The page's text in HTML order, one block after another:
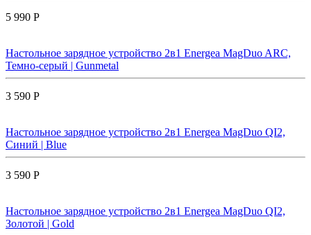
5 990 Р
Настольное зарядное устройство 2в1 Energea MagDuo ARC,
Темно-серый | Gunmetal
3 590 Р
Настольное зарядное устройство 2в1 Energea MagDuo QI2,
Синий | Blue
3 590 Р
Настольное зарядное устройство 2в1 Energea MagDuo QI2,
Золотой | Gold